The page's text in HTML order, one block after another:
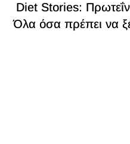
Diet Stories:
Όλα όσα πρέπει να